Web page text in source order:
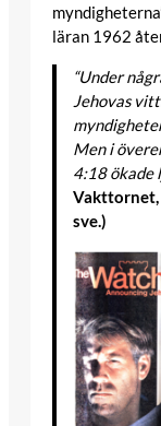
läran 1962
“Under
Jehovas
Men i
4:18 ökade
Vakttornet,
sve.)